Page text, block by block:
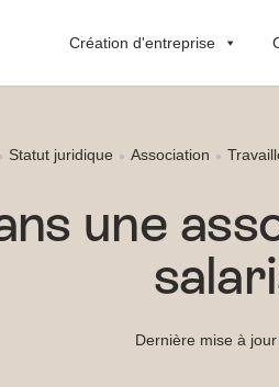
Création d'entreprise
Statut juridique Association
une
Dernière mise à